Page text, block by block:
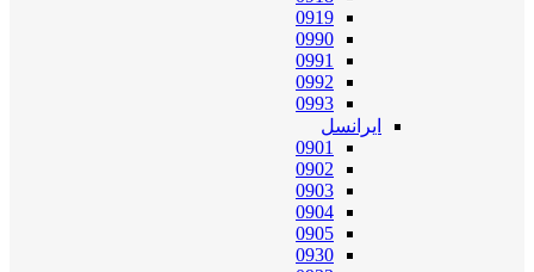
0919
0990
0991
0992
0993
ایرانسل
0901
0902
0903
0904
0905
0930